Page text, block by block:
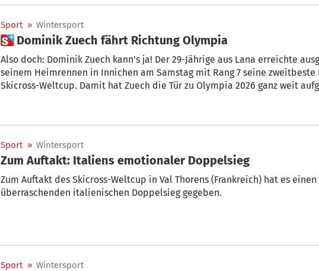
Sport » Wintersport
 Dominik Zuech fährt Richtung Olympia
Also doch: Dominik Zuech kann's ja! Der 29-Jährige aus Lana erreichte
seinem Heimrennen in Innichen am Samstag mit Rang 7 seine
Skicross-Weltcup. Damit hat Zuech die Tür zu Olympia 2026 ganz weit
Sport » Wintersport
Zum Auftakt: Italiens emotionaler Doppelsieg
Zum Auftakt des Skicross-Weltcup in Val Thorens (Frankreich) hat es einen
überraschenden italienischen Doppelsieg gegeben.
Sport » Wintersport